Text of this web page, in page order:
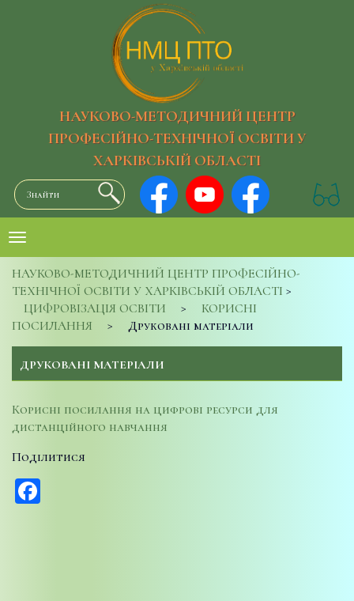
НАУКОВО-МЕТОДИЧНИЙ ЦЕНТР
ПРОФЕСІЙНО-ТЕХНІЧНОЇ ОСВІТИ У
ХАРКІВСЬКІЙ ОБЛАСТІ
НАУКОВО-МЕТОДИЧНИЙ ЦЕНТР ПРОФЕСІЙНО-
ТЕХНІЧНОЇ ОСВІТИ У ХАРКІВСЬКІЙ ОБЛАСТІ >
ЦИФРОВІЗАЦІЯ ОСВІТИ
>
КОРИСНІ
ПОСИЛАННЯ
> Друковані матеріали
ДРУКОВАНІ МАТЕРІАЛИ
Корисні посилання на цифрові ресурси для
дистанційного навчання
Поділитися